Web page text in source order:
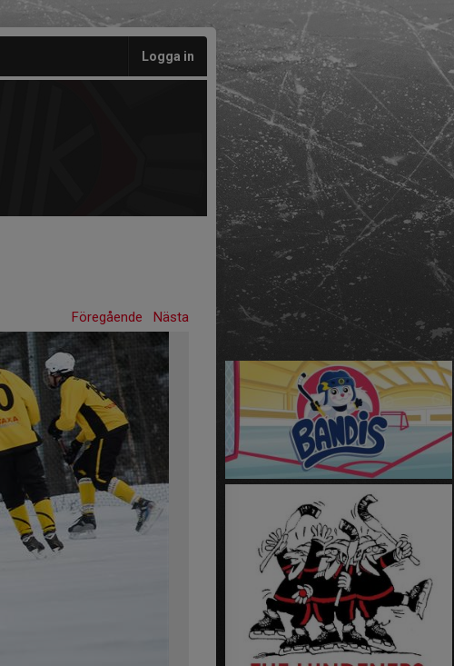
Logga in
Föregående Nästa